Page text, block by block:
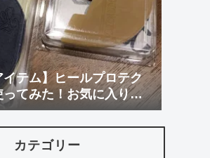
イテム】ヒールプロテク
ってみた！お気に入りに
カテゴリー